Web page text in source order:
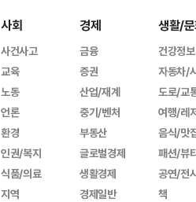
사회
사건사고
교육
노동
언론
환경
인권/복지
식품/의료
지역
경제
금융
증권
산업/재계
중기/벤처
부동산
글로벌경제
생활경제
경제일반
생활/
건강정보
자동차/
도로/교
여행/레
음식/맛
패션/뷰
공연/전
책